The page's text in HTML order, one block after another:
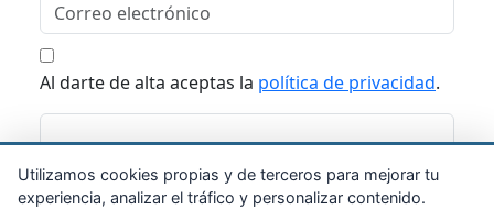
Al darte de alta aceptas la política de privacidad.
Suscribirme
Utilizamos cookies propias y de terceros para mejorar tu
experiencia, analizar el tráfico y personalizar contenido.